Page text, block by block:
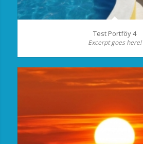
Test Portföy 4
Excerpt goes here!